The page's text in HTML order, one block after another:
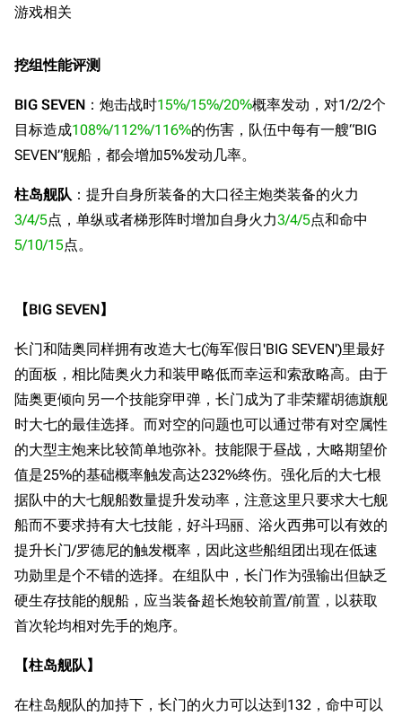
导航
首页
新文件
新页面
资助百科
编辑规范
随便逛逛
特殊页面
上传文件
新手入门
推荐角色与游戏技
巧
经验计算
战利品与功勋
技能
战斗机制
按编号
舰娘获得方式
港区系统
头像
勋章
音乐
提督府
宿舍与家具
餐厅与料理
杂学考据
考据勘误汇总
游戏BUG汇总
历代登录界面
术语词典
历次活动关卡图标
游戏动态
卫星观测
历次场刊
运营历史
参与画师
游戏相关
挖组性能评测
BIG SEVEN ：炮击战时15%/15%/20%概率发动，对1/2/2个
目标造成108%/112%/116%的伤害，队伍中每有一艘“BIG
SEVEN”舰船，都会增加5%发动几率。
柱岛舰队 ：提升自身所装备的大口径主炮类装备的火力
3/4/5点，单纵或者梯形阵时增加自身火力3/4/5点和命中
5/10/15点。
【BIG SEVEN】
长门和陆奥同样拥有改造大七(海军假日'BIG SEVEN')里最好
的面板，相比陆奥火力和装甲略低而幸运和索敌略高。由于
陆奥更倾向另一个技能穿甲弹，长门成为了非荣耀胡德旗舰
时大七的最佳选择。而对空的问题也可以通过带有对空属性
的大型主炮来比较简单地弥补。技能限于昼战，大略期望价
值是25%的基础概率触发高达232%终伤。强化后的大七根
据队中的大七舰船数量提升发动率，注意这里只要求大七舰
船而不要求持有大七技能，好斗玛丽、浴火西弗可以有效的
提升长门/罗德尼的触发概率，因此这些船组团出现在低速
功勋里是个不错的选择。在组队中，长门作为强输出但缺乏
硬生存技能的舰船，应当装备超长炮较前置/前置，以获取
首次轮均相对先手的炮序。
【柱岛舰队】
在柱岛舰队的加持下，长门的火力可以达到132，命中可以